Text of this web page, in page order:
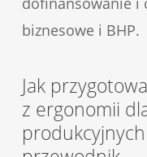
biznesowe i BHP.
Jak
z ergonomii